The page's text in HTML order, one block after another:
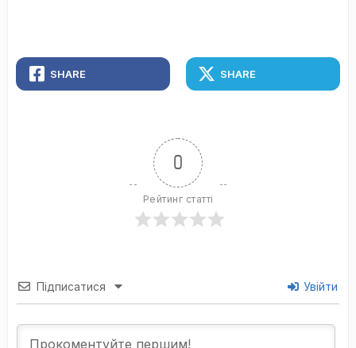
SHARE SHARE
0
Рейтинг статті
Підписатися Увійти